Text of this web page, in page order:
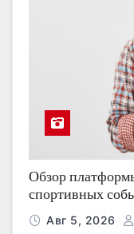
Обзор
спортивных
Авг 5, 2026